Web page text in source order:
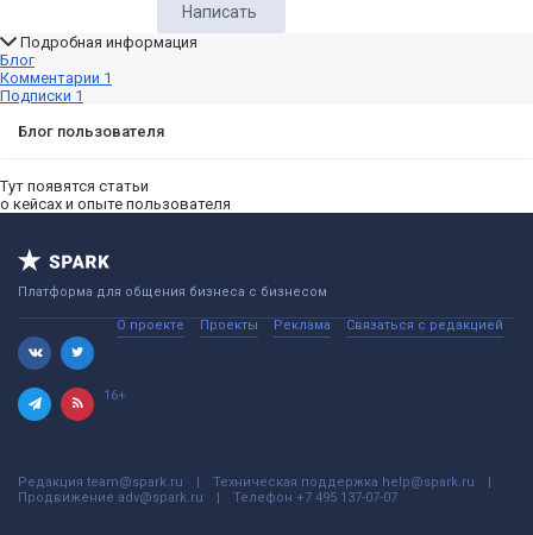
Написать
Подробная информация
Блог
Комментарии 1
Подписки 1
Блог пользователя
Тут появятся статьи
о кейсах и опыте пользователя
Платформа для общения бизнеса с бизнесом
О проекте Проекты Реклама Связаться с редакцией
16+
Редакция team@spark.ru Техническая поддержка help@spark.ru
Продвижение adv@spark.ru Телефон +7 495 137-07-07